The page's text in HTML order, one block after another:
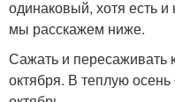
одинаковый, хотя есть
мы расскажем ниже.
Сажать и пересаживать
октября. В теплую осень